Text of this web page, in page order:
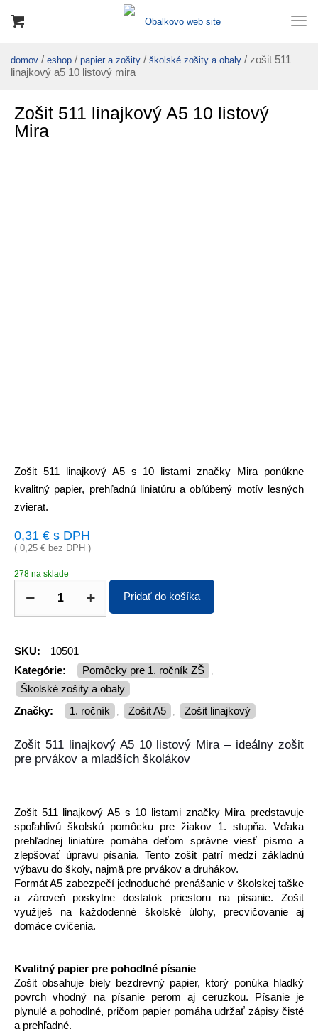
domov / eshop / papier a zošity / školské zošity a obaly / zošit 511
linajkový a5 10 listový mira
Zošit 511 linajkový A5 10 listový
Mira
Zošit 511 linajkový A5 s 10 listami značky Mira ponúkne
kvalitný papier, prehľadnú liniatúru a obľúbený motív lesných
zvierat.
0,31 € s DPH
( 0,25 € bez DPH )
278 na sklade
Pridať do košíka
SKU:
10501
Kategórie:
Pomôcky pre 1. ročník ZŠ ,
Školské zošity a obaly
Značky:
1. ročník , zošit A5 , zošit linajkový
Zošit 511 linajkový A5 10 listový Mira – ideálny zošit
pre prvákov a mladších školákov
Zošit 511 linajkový A5 s 10 listami značky Mira predstavuje
spoľahlivú školskú pomôcku pre žiakov 1. stupňa. Vďaka
prehľadnej liniatúre pomáha deťom správne viesť písmo a
zlepšovať úpravu písania. Tento zošit patrí medzi základnú
výbavu do školy, najmä pre prvákov a druhákov.
Formát A5 zabezpečí jednoduché prenášanie v školskej taške
a zároveň poskytne dostatok priestoru na písanie. Zošit
využiješ na každodenné školské úlohy, precvičovanie aj
domáce cvičenia.
Kvalitný papier pre pohodlné písanie
Zošit obsahuje biely bezdrevný papier, ktorý ponúka hladký
povrch vhodný na písanie perom aj ceruzkou. Písanie je
plynulé a pohodlné, pričom papier pomáha udržať zápisy čisté
a prehľadné.